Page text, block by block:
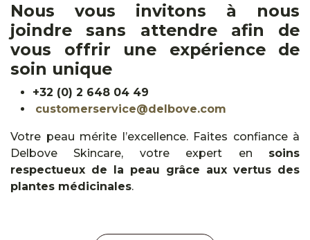
Nous vous invitons à nous
joindre sans attendre afin de
vous offrir une expérience de
soin unique
+32 (0) 2 648 04 49
customerservice@delbove.com
Votre peau mérite l’excellence. Faites confiance à
Delbove Skincare, votre expert en soins
respectueux de la peau grâce aux vertus des
plantes médicinales.